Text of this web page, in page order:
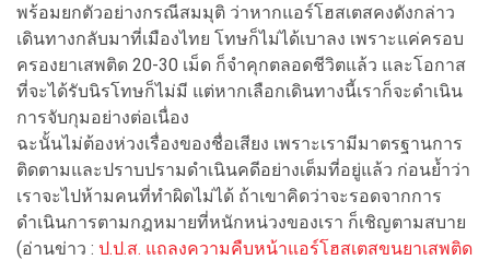
พร้อมยกตัวอย่างกรณีสมมุติ ว่าหากแอร์โฮสเตสคงดังกล่าว
เดินทางกลับมาที่เมืองไทย โทษก็ไม่ได้เบาลง เพราะแค่ครอบ
ครองยาเสพติด 20-30 เม็ด ก็จำคุกตลอดชีวิตแล้ว และโอกาส
ที่จะได้รับนิรโทษก็ไม่มี แต่หากเลือกเดินทางนี้เราก็จะดำเนิน
การจับกุมอย่างต่อเนื่อง
ฉะนั้นไม่ต้องห่วงเรื่องของชื่อเสียง เพราะเรามีมาตรฐานการ
ติดตามและปราบปรามดำเนินคดีอย่างเต็มที่อยู่แล้ว ก่อนย้ำว่า
เราจะไปห้ามคนที่ทำผิดไม่ได้ ถ้าเขาคิดว่าจะรอดจากการ
ดำเนินการตามกฎหมายที่หนักหน่วงของเรา ก็เชิญตามสบาย
(อ่านข่าว : ป.ป.ส. แถลงความคืบหน้าแอร์โฮสเตสขนยาเสพติด